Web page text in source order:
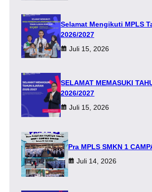
Selamat Mengikuti MPLS
2026/2027
Juli 15, 2026
SELAMAT MEMASUKI
2026/2027
Juli 15, 2026
Pra MPLS SMKN 1
Juli 14, 2026